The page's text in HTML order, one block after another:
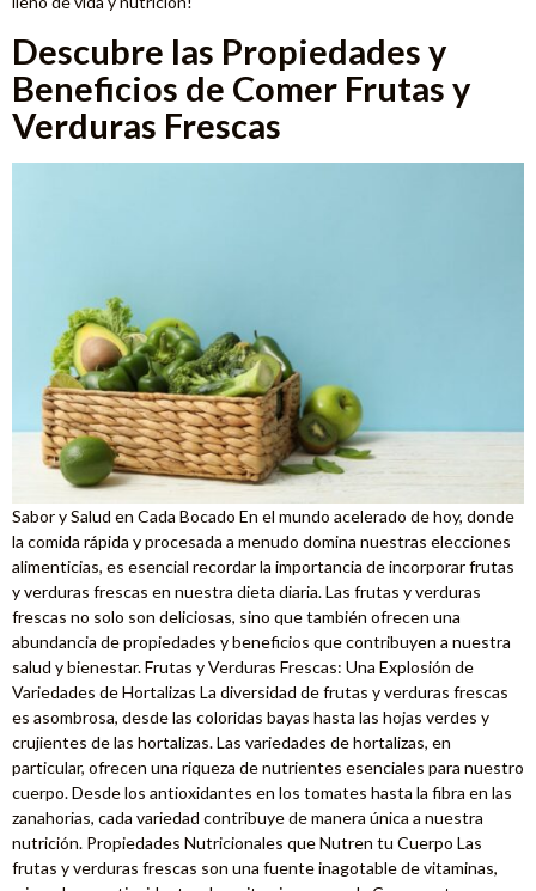
Descubre las Propiedades y
Beneficios de Comer Frutas y
Verduras Frescas
Sabor y Salud en Cada Bocado En el mundo acelerado de hoy, donde
la comida rápida y procesada a menudo domina nuestras elecciones
alimenticias, es esencial recordar la importancia de incorporar frutas
y verduras frescas en nuestra dieta diaria. Las frutas y verduras
frescas no solo son deliciosas, sino que también ofrecen una
abundancia de propiedades y beneficios que contribuyen a nuestra
salud y bienestar. Frutas y Verduras Frescas: Una Explosión de
Variedades de Hortalizas La diversidad de frutas y verduras frescas
es asombrosa, desde las coloridas bayas hasta las hojas verdes y
crujientes de las hortalizas. Las variedades de hortalizas, en
particular, ofrecen una riqueza de nutrientes esenciales para nuestro
cuerpo. Desde los antioxidantes en los tomates hasta la fibra en las
zanahorias, cada variedad contribuye de manera única a nuestra
nutrición. Propiedades Nutricionales que Nutren tu Cuerpo Las
frutas y verduras frescas son una fuente inagotable de vitaminas,